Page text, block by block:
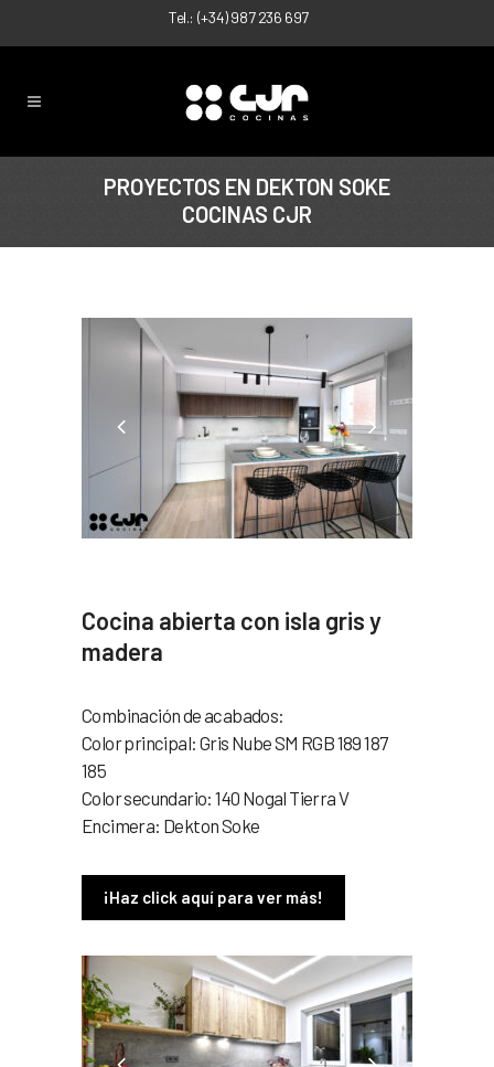
Tel.: (+34) 987 236 697
PROYECTOS EN DEKTON SOKE
COCINAS CJR
Cocina abierta con isla gris y
madera
Combinación de acabados:
Color principal: Gris Nube SM RGB 189 187
185
Color secundario: 140 Nogal Tierra V
Encimera: Dekton Soke
¡Haz click aquí para ver más!